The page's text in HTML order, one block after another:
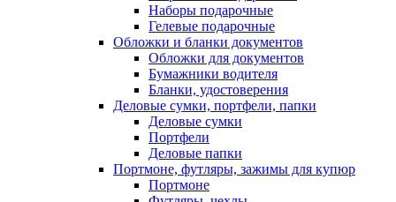
Наборы подарочные
Гелевые подарочные
Обложки и бланки документов
Обложки для документов
Бумажники водителя
Бланки, удостоверения
Деловые сумки, портфели, папки
Деловые сумки
Портфели
Деловые папки
Портмоне, футляры, зажимы для купюр
Портмоне